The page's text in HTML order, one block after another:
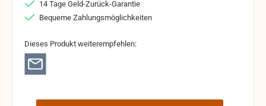
14 Tage Geld-Zurück-Garantie
Bequeme Zahlungsmöglichkeiten
Dieses Produkt weiterempfehlen: